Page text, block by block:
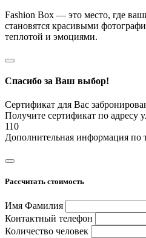
Fashion Box — это место, где
становятся красивыми
теплотой и эмоциями.
Спасибо за Ваш выбор!
Сертификат для Вас
Получите сертификат по адресу
110
Дополнительная информация по
Рассчитать стоимость
Имя Фамилия
Контактный телефон
Количество человек